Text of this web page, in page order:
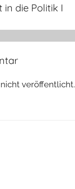
in die Politik I
veröffentlicht.